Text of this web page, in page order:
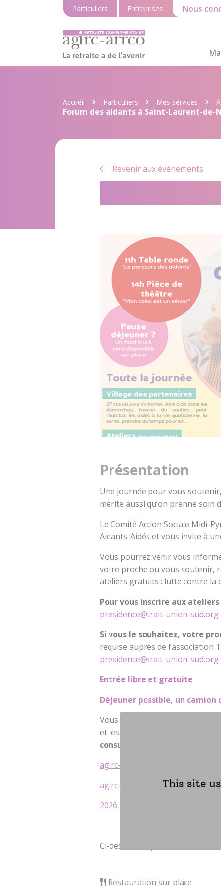
Particuliers Entreprises Nous
Accueil Particuliers Mes services
Forum des aidants à Saint-Laurent-de-
Revenir aux événements
Présentation
Une journée pour vous
mérite aussi qu’on prenne soin
Le Comité Action Sociale Midi-
Aidants-Aidés et vous invite à
Vous pourrez venir vous
votre proche ou vous soutenir,
ateliers gratuits : lutte contre la
Pour vous inscrire aux
presidence@trait-union-sud.org
Si vous le souhaitez, votre
requise auprès de l’association
presidence@trait-union-sud.org
Entrée libre et gratuite
Déjeuner possible, un
Vous trouverez ci-dessous le
et les professionnels qui seront
consulter, cliquer sur les liens
agirc-arrco.fr/…/Communique-
agirc-arrco.fr/…/2026-Affiches-
2026 Flyer forum des aidants
Ci-dessous le plan d’accès de
Restauration sur place
This site